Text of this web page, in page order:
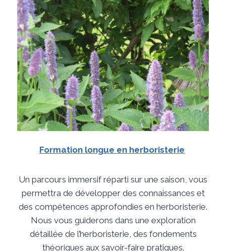
Formation longue en herboristerie
Un parcours immersif réparti sur une saison, vous
permettra de développer des connaissances et
des compétences approfondies en herboristerie.
Nous vous guiderons dans une exploration
détaillée de l’herboristerie, des fondements
théoriques aux savoir-faire pratiques.